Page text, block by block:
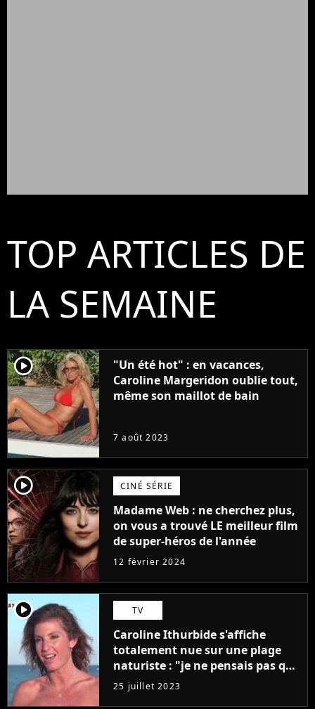
TOP ARTICLES DE
LA SEMAINE
player2
"Un été hot" : en vacances,
Caroline Margeridon oublie tout,
même son maillot de bain
7 août 2023
player2 CINÉ SÉRIE
Madame Web : ne cherchez plus,
on vous a trouvé LE meilleur film
de super-héros de l'année
12 février 2024
player2 TV
Caroline Ithurbide s'affiche
totalement nue sur une plage
naturiste : "je ne pensais pas que
j'arriverais à le faire..."
25 juillet 2023